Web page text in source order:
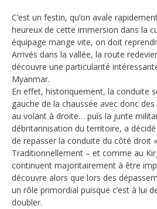
C’est un festin, qu’on avale
heureux de cette immersion dans la
équipage mange vite, on doit
Arrivés dans la vallée, la route
découvre une particularité
Myanmar.
En effet, historiquement, la conduite
gauche de la chaussée avec donc
au volant à droite… puis la junte
débritannisation du territoire, a
de repasser la conduite du côté droit
Traditionnellement – et comme au
continuent majoritairement à être
découvre alors que lors des
un rôle primordial puisque c’est à lui
doubler.